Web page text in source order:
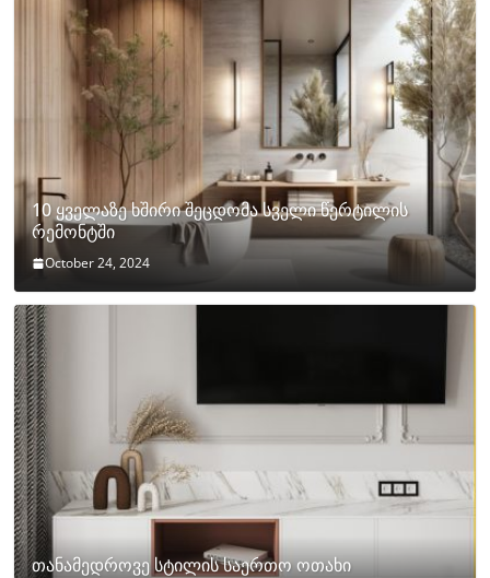
10 ყველაზე ხშირი შეცდომა სველი წერტილის
რემონტში
October 24, 2024
თანამედროვე სტილის საერთო ოთახი